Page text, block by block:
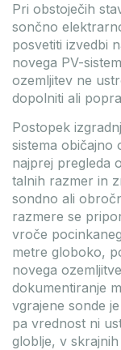
Pri obstoječih
sončno
posvetiti izvedbi
novega PV-
ozemljitev ne
dopolniti ali
Postopek
sistema običajno
najprej pregleda
talnih razmer in
sondno ali
razmere se
vroče
metre globoko,
novega
dokumentiranje
vgrajene sonde
pa vrednost ni
globlje, v